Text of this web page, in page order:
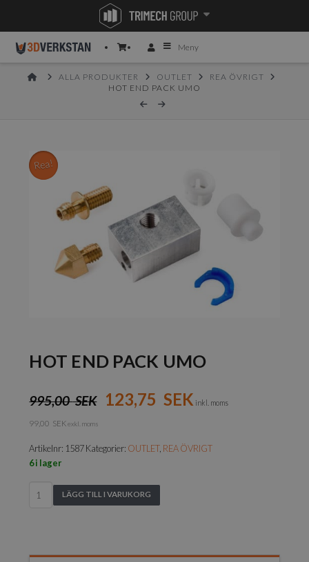
Meny
HOMEALLA PRODUKTER OUTLET
REA ÖVRIGT
HOT END PACK UMO
Rea!
HOT END PACK UMO
995,00SEK 123,75 SEK inkl. moms
99,00 SEK exkl. moms
Artikelnr: 1587Kategorier: OUTLET, REA ÖVRIGT
6 i lager
End
LÄGG TILL I VARUKORG